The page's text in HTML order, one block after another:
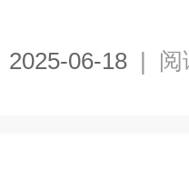
2025-06-18 | 阅